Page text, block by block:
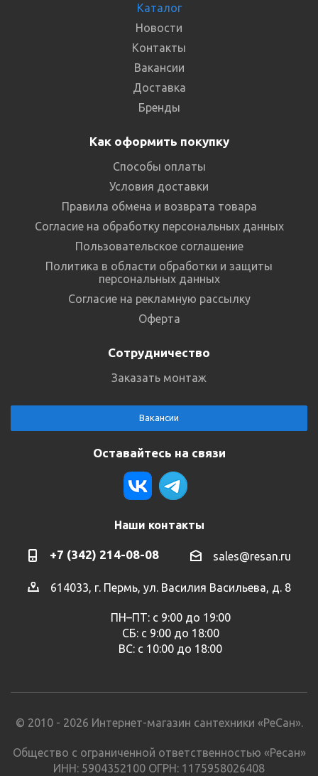
Каталог
Новости
Контакты
Вакансии
Доставка
Бренды
Как оформить покупку
Способы оплаты
Условия доставки
Правила обмена и возврата товара
Согласие на обработку персональных данных
Пользовательское соглашение
Политика в области обработки и защиты
персональных данных
Согласие на рекламную рассылку
Оферта
Сотрудничество
Заказать монтаж
Вакансии
Оставайтесь на связи
Наши контакты
+7 (342) 214-08-08 sales@resan.ru
614033, г. Пермь, ул. Василия Васильева, д. 8
ПН–ПТ: с 9:00 до 19:00
СБ: с 9:00 до 18:00
ВС: с 10:00 до 18:00
© 2010 - 2026 Интернет-магазин сантехники «РеСан».
Общество с ограниченной ответственностью «Ресан»
ИНН: 5904352100 ОГРН: 1175958026408